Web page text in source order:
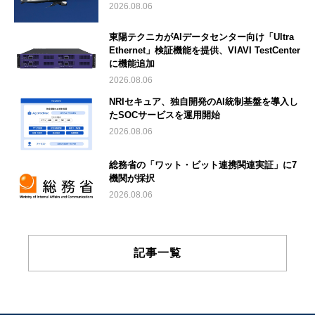
2026.08.06
東陽テクニカがAIデータセンター向け「Ultra
Ethernet」検証機能を提供、VIAVI TestCenter
に機能追加
2026.08.06
NRIセキュア、独自開発のAI統制基盤を導入し
たSOCサービスを運用開始
2026.08.06
総務省の「ワット・ビット連携関連実証」に7
機関が採択
2026.08.06
記事一覧